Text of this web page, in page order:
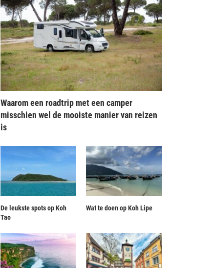
Waarom een roadtrip met een camper
misschien wel de mooiste manier van reizen
is
De leukste spots op Koh
Tao
Wat te doen op Koh Lipe